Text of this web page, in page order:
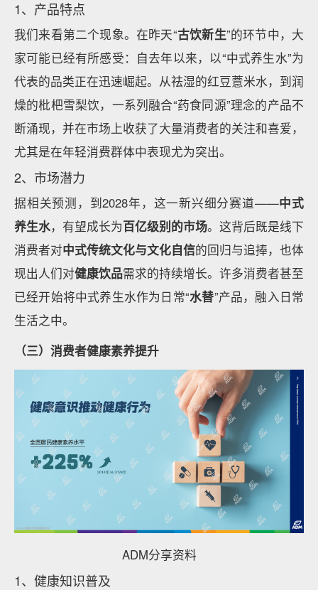
1、产品特点
我们来看第二个现象。在昨天“古饮新生”的环节中，大
家可能已经有所感受：自去年以来，以“中式养生水”为
代表的品类正在迅速崛起。从祛湿的红豆薏米水，到润
燥的枇杷雪梨饮，一系列融合“药食同源”理念的产品不
断涌现，并在市场上收获了大量消费者的关注和喜爱，
尤其是在年轻消费群体中表现尤为突出。
2、市场潜力
据相关预测，到2028年，这一新兴细分赛道——中式
养生水，有望成长为百亿级别的市场。这背后既是线下
消费者对中式传统文化与文化自信的回归与追捧，也体
现出人们对健康饮品需求的持续增长。许多消费者甚至
已经开始将中式养生水作为日常“水替”产品，融入日常
生活之中。
（三）消费者健康素养提升
ADM分享资料
1、健康知识普及